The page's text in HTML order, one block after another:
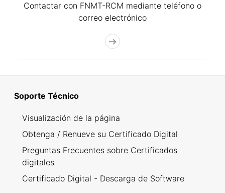
Contactar con FNMT-RCM mediante teléfono o
correo electrónico
Soporte Técnico
Visualización de la página
Obtenga / Renueve su Certificado Digital
Preguntas Frecuentes sobre Certificados
digitales
Certificado Digital - Descarga de Software